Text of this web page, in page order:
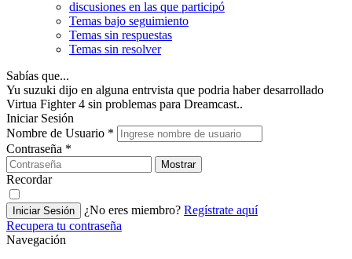
discusiones en las que participó
Temas bajo seguimiento
Temas sin respuestas
Temas sin resolver
Sabías que...
Yu suzuki dijo en alguna entrvista que podria haber desarrollado
Virtua Fighter 4 sin problemas para Dreamcast..
Iniciar Sesión
Nombre de Usuario *
Contraseña *
Mostrar
Recordar
Iniciar Sesión ¿No eres miembro? Regístrate aquí
Recupera tu contraseña
Navegación